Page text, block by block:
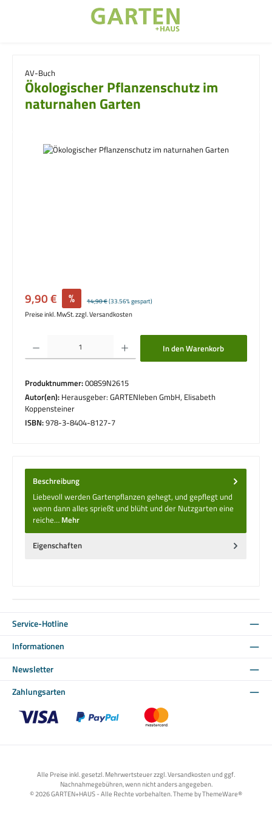
AV-Buch
Ökologischer Pflanzenschutz im
naturnahen Garten
Bildergalerie überspringen
Verkaufspreis:
9,90 € % Regulärer Preis:
14,90 €(33.56% gespart)
Preise inkl. MwSt. zzgl. Versandkosten
Produkt Anzahl: Gib den gewünschten Wert ein oder benutze die Schaltflächen um
In den Warenkorb
Produktnummer:008S9N2615
Autor(en): Herausgeber: GARTENleben GmbH, Elisabeth
Koppensteiner
ISBN:978-3-8404-8127-7
Beschreibung
Liebevoll werden Gartenpflanzen gehegt, und gepflegt und
wenn dann alles sprießt und blüht und der Nutzgarten eine
reiche… Mehr
Eigenschaften
Service-Hotline
Informationen
Newsletter
Zahlungsarten
Alle Preise inkl. gesetzl. Mehrwertsteuer zzgl. Versandkosten und ggf.
Nachnahmegebühren, wenn nicht anders angegeben.
© 2026 GARTEN+HAUS - Alle Rechte vorbehalten. Theme byThemeWare®